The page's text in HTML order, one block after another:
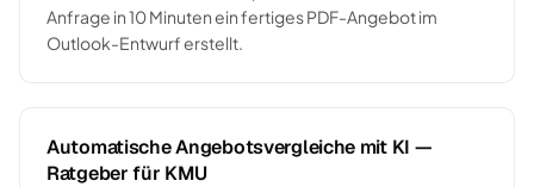
Anfrage in 10 Minuten ein fertiges PDF-Angebot im
Outlook-Entwurf erstellt.
Automatische Angebotsvergleiche mit KI —
Ratgeber für KMU